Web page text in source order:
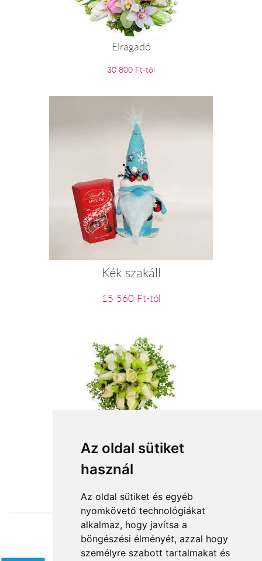
Az oldal sütiket
használ
Az oldal sütiket és egyéb
nyomkövető technológiákat
alkalmaz, hogy javítsa a
böngészési élményét, azzal hogy
személyre szabott tartalmakat és
Elragadó
30 800 Ft-tól
Kék szakáll
15 560 Ft-tól
Gazdag elegancia
60 000 Ft-tól
Elfogadott fizetési módok